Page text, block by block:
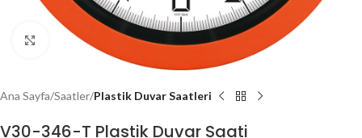
Click to enlarge
Ana Sayfa Saatler Plastik Duvar Saatleri
V30-346-T Plastik Duvar Saati